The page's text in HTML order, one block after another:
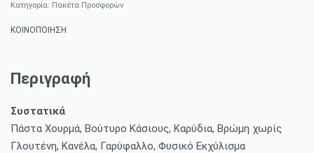
Κατηγορία: Πακέτα Προσφορών
ΚΟΙΝΟΠΟΙΗΣΗ
Περιγραφή
Συστατικά
Πάστα Χουρμά, Βούτυρο Κάσιους, Καρύδια, Βρώμη χωρίς
Γλουτένη, Κανέλα, Γαρύφαλλο, Φυσικό Εκχύλισμα